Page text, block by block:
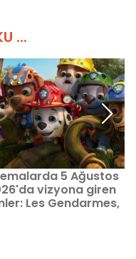
...
5 Ağustos
vizyona giren
Les Gendarmes,